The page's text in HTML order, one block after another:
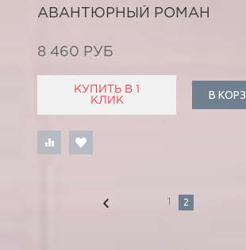
АВАНТЮРНЫЙ РОМАН
8 460 РУБ
КУПИТЬ В 1
КЛИК
В
1 2